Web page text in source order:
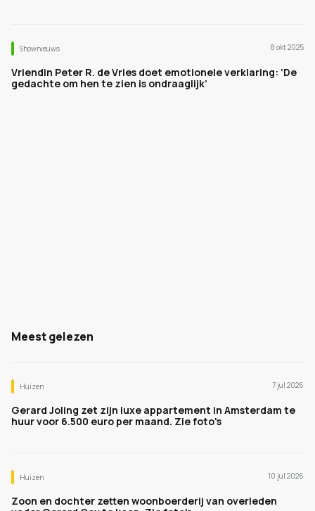
Shownieuws 8 okt 2025
Vriendin Peter R. de Vries doet emotionele verklaring: ‘De
gedachte om hen te zien is ondraaglijk’
Meest gelezen
Huizen 7 jul 2026
Gerard Joling zet zijn luxe appartement in Amsterdam te
huur voor 6.500 euro per maand. Zie foto's
Huizen 10 jul 2026
Zoon en dochter zetten woonboerderij van overleden